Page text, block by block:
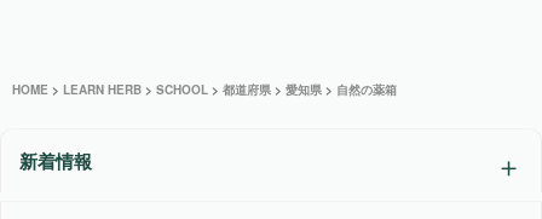
HOME > LEARN HERB > SCHOOL > 都道府県 > 愛知県 > 自然の薬箱
新着情報